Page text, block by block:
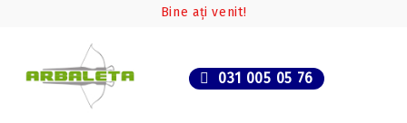
Bine ați venit!
031 005 05 76